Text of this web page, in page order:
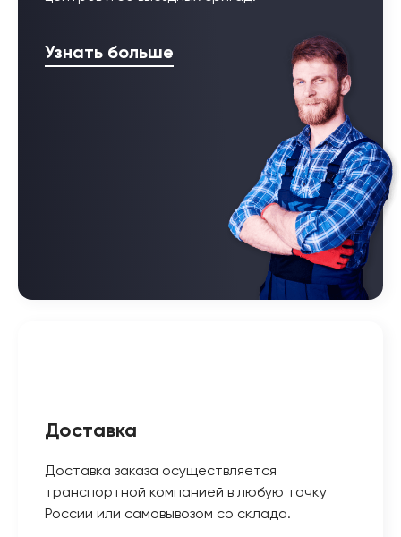
Узнать больше
Доставка
Доставка заказа осуществляется
транспортной компанией в любую точку
России или самовывозом со склада.